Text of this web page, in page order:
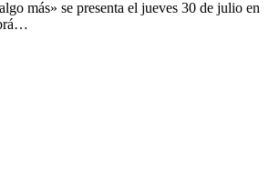
más» se presenta el jueves 30 de julio en